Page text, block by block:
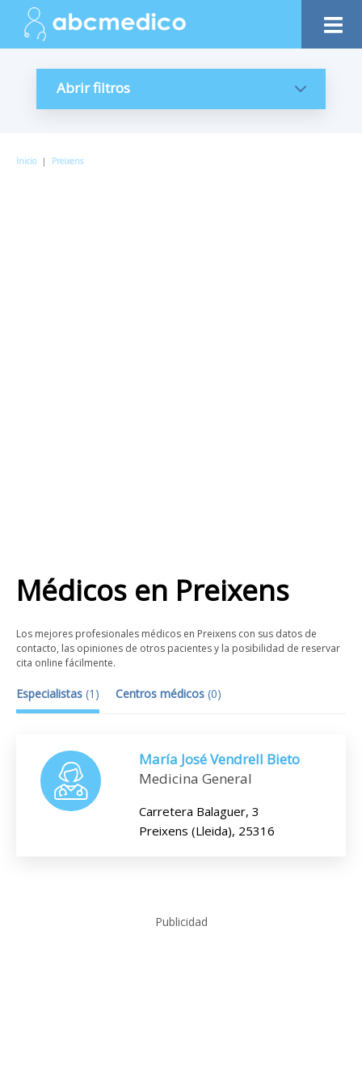
Abrir filtros
Inicio | Preixens
Médicos en Preixens
Los mejores profesionales médicos en Preixens con sus datos de
contacto, las opiniones de otros pacientes y la posibilidad de reservar
cita online fácilmente.
Especialistas (1 ) Centros médicos (0)
María José Vendrell Bieto
Medicina General
Carretera Balaguer, 3
Preixens (Lleida), 25316
Publicidad